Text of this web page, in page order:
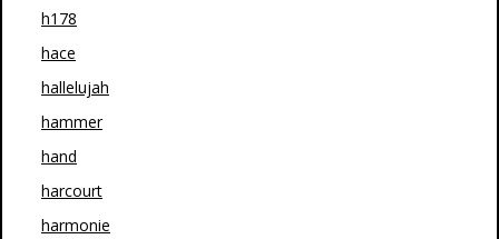
h178
hace
hallelujah
hammer
hand
harcourt
harmonie